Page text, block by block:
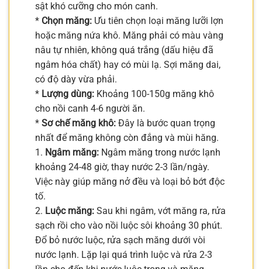
sật khó cưỡng cho món canh.
* Chọn măng: Ưu tiên chọn loại măng lưỡi lợn
hoặc măng nứa khô. Măng phải có màu vàng
nâu tự nhiên, không quá trắng (dấu hiệu đã
ngâm hóa chất) hay có mùi lạ. Sợi măng dai,
có độ dày vừa phải.
* Lượng dùng: Khoảng 100-150g măng khô
cho nồi canh 4-6 người ăn.
* Sơ chế măng khô: Đây là bước quan trọng
nhất để măng không còn đắng và mùi hăng.
1. Ngâm măng: Ngâm măng trong nước lạnh
khoảng 24-48 giờ, thay nước 2-3 lần/ngày.
Việc này giúp măng nở đều và loại bỏ bớt độc
tố.
2. Luộc măng: Sau khi ngâm, vớt măng ra, rửa
sạch rồi cho vào nồi luộc sôi khoảng 30 phút.
Đổ bỏ nước luộc, rửa sạch măng dưới vòi
nước lạnh. Lặp lại quá trình luộc và rửa 2-3